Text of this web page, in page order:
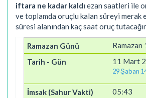
iftara ne kadar kaldı ezan saatleri ile
ve toplamda oruçlu kalan süreyi merak
süresi alanından kaç saat oruç
Ramazan
11 Mart
29 Şaban
05:43